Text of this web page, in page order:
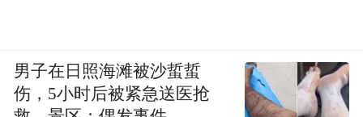
男子在日照海滩被沙蜇蜇
伤，5小时后被紧急送医抢